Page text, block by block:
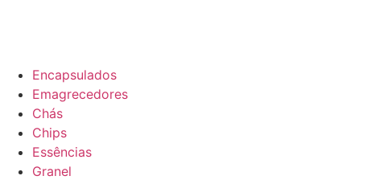
Encapsulados
Emagrecedores
Chás
Chips
Essências
Granel